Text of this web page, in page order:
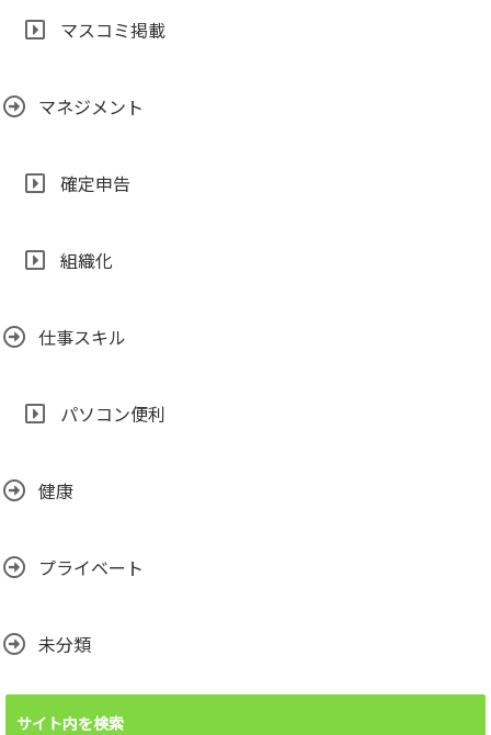
マスコミ掲載
マネジメント
確定申告
組織化
仕事スキル
パソコン便利
健康
プライベート
未分類
サイト内を検索